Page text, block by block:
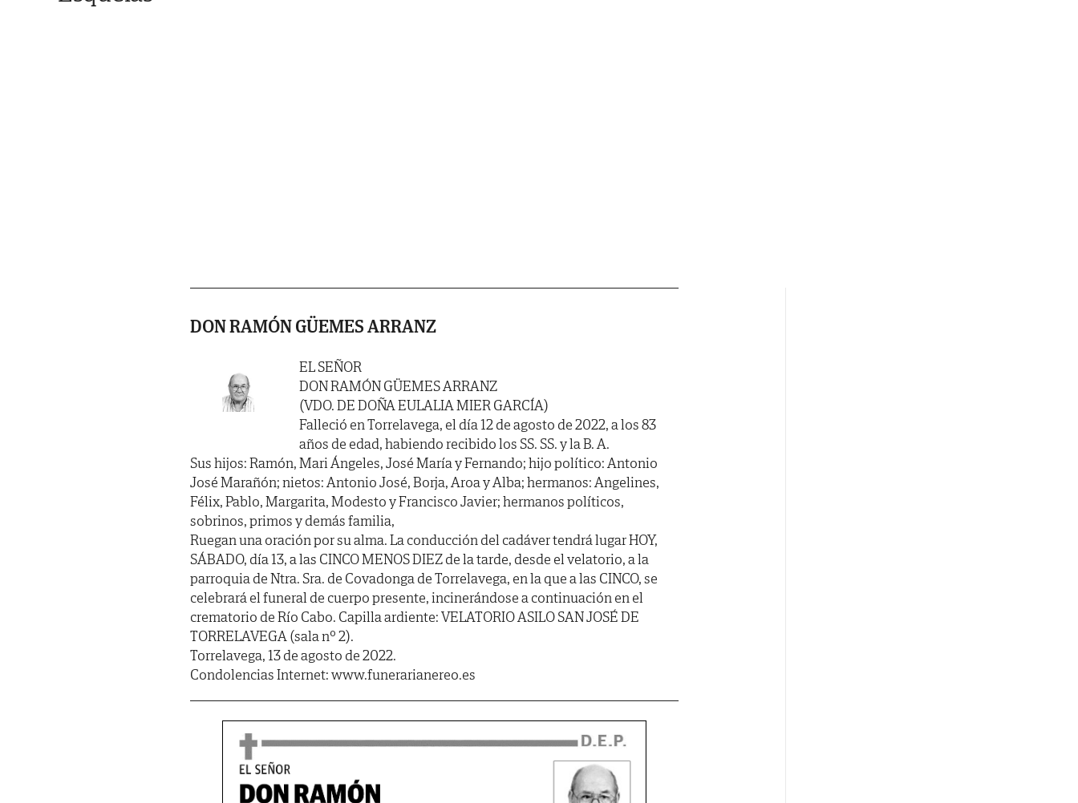
DON RAMÓN GÜEMES ARRANZ
EL SEÑOR
DON RAMÓN GÜEMES ARRANZ
(VDO. DE DOÑA EULALIA MIER GARCÍA)
Falleció en Torrelavega, el día 12 de agosto de 2022, a los 83
años de edad, habiendo recibido los SS. SS. y la B. A.
Sus hijos: Ramón, Mari Ángeles, José María y Fernando; hijo político: Antonio
José Marañón; nietos: Antonio José, Borja, Aroa y Alba; hermanos: Angelines,
Félix, Pablo, Margarita, Modesto y Francisco Javier; hermanos políticos,
sobrinos, primos y demás familia,
Ruegan una oración por su alma. La conducción del cadáver tendrá lugar HOY,
SÁBADO, día 13, a las CINCO MENOS DIEZ de la tarde, desde el velatorio, a la
parroquia de Ntra. Sra. de Covadonga de Torrelavega, en la que a las CINCO, se
celebrará el funeral de cuerpo presente, incinerándose a continuación en el
crematorio de Río Cabo. Capilla ardiente: VELATORIO ASILO SAN JOSÉ DE
TORRELAVEGA (sala nº 2).
Torrelavega, 13 de agosto de 2022.
Condolencias Internet: www.funerarianereo.es